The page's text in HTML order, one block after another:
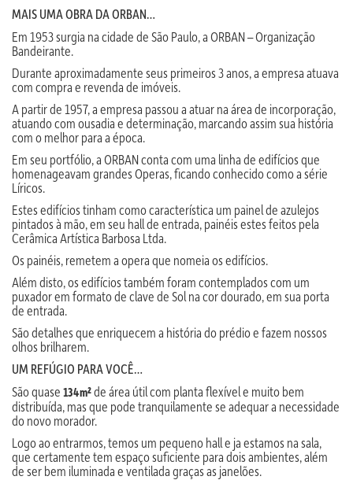
MAIS UMA OBRA DA ORBAN…
Em 1953 surgia na cidade de São Paulo, a ORBAN – Organização
Bandeirante.
Durante aproximadamente seus primeiros 3 anos, a empresa atuava
com compra e revenda de imóveis.
A partir de 1957, a empresa passou a atuar na área de incorporação,
atuando com ousadia e determinação, marcando assim sua história
com o melhor para a época.
Em seu portfólio, a ORBAN conta com uma linha de edifícios que
homenageavam grandes Operas, ficando conhecido como a série
Líricos.
Estes edifícios tinham como característica um painel de azulejos
pintados à mão, em seu hall de entrada, painéis estes feitos pela
Cerâmica Artística Barbosa Ltda.
Os painéis, remetem a opera que nomeia os edifícios.
Além disto, os edifícios também foram contemplados com um
puxador em formato de clave de Sol na cor dourado, em sua porta
de entrada.
São detalhes que enriquecem a história do prédio e fazem nossos
olhos brilharem.
UM REFÚGIO PARA VOCÊ…
São quase 134m²de área útil com planta flexível e muito bem
distribuída, mas que pode tranquilamente se adequar a necessidade
do novo morador.
Logo ao entrarmos, temos um pequeno hall e ja estamos na sala,
que certamente tem espaço suficiente para dois ambientes, além
de ser bem iluminada e ventilada graças as janelões.